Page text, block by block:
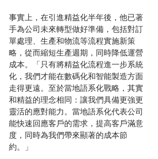
事實上，在引進精益化半年後，他已著
手為公司未來轉型做好準備，包括對訂
單處理、生產和物流等流程實施新策
略，從而縮短生產週期，同時降低運營
成本。「只有將精益化流程進一步系統
化，我們才能在數碼化和智能製造方面
走得更遠。至於當地語系化戰略，其實
和精益的理念相同：讓我們具備更強更
靈活的應對能力。當地語系化代表公司
能快速回應客戶的需求，提高客戶滿意
度，同時為我們帶來顯著的成本節
約。」